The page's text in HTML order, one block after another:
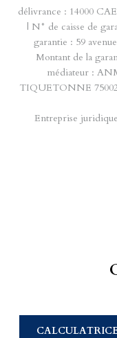
délivrance : 14000
| N° de caisse de
garantie : 59
Montant de la
médiateur :
TIQUETONNE 75002
Entreprise